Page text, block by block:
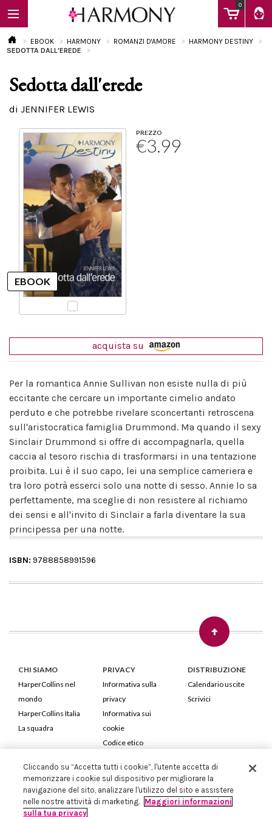
0
EBOOK
Calendario
EBOOK HARMONY ROMANZI D'AMORE
HARMONY DESTINY
SEDOTTA DALL'EREDE
Sedotta dall'erede
di JENNIFER LEWIS
PREZZO
€3.99
acquista su
Per la romantica Annie Sullivan non esiste nulla di più
eccitante che cercare un importante cimelio andato
perduto e che potrebbe rivelare sconcertanti retroscena
sull'aristocratica famiglia Drummond. Ma quando il sexy
Sinclair Drummond si offre di accompagnarla, quella
caccia al tesoro rischia di trasformarsi in una tentazione
proibita. Lui è il suo capo, lei una semplice cameriera e
tra loro potrà esserci solo una notte di sesso. Annie lo sa
perfettamente, ma sceglie di non resistere al richiamo
dei sensi e all'invito di Sinclair a farla diventare la sua
principessa per una notte.
ISBN: 9788858991596
CHI SIAMO
HarperCollins nel
mondo
HarperCollins Italia
La squadra
PRIVACY
Informativa sulla
privacy
Informativa sui
cookie
Codice etico
DISTRIBUZIONE
Calendario uscite
Scrivici
HarperCollins Italia S.p.A. Viale Monte Nero, 84 - 20135 Milano
Cod. Fiscale e P.IVA 05946780151 - Capitale Sociale 258.250 €
Iscritta in Milano al Registro delle imprese nr.198004 e REA nr.1051898
Cliccando su “Accetta tutti i cookie”, l'utente accetta di
memorizzare i cookie sul dispositivo per migliorare la
navigazione del sito, analizzare l'utilizzo del sito e assistere
nelle nostre attività di marketing. Maggiori informazioni
sulla tua privacy